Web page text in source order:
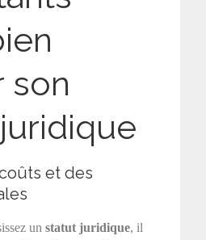
son
et des
unstatut juridique, il